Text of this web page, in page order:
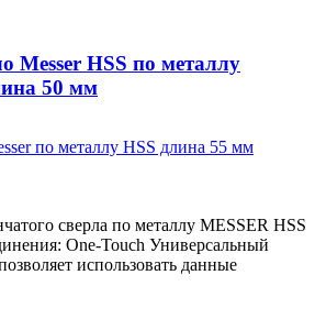
Messer HSS по металлу
50 мм
по металлу HSS длина 55 мм
сверла по металлу MESSER HSS
One-Touch Универсальный
использовать данные